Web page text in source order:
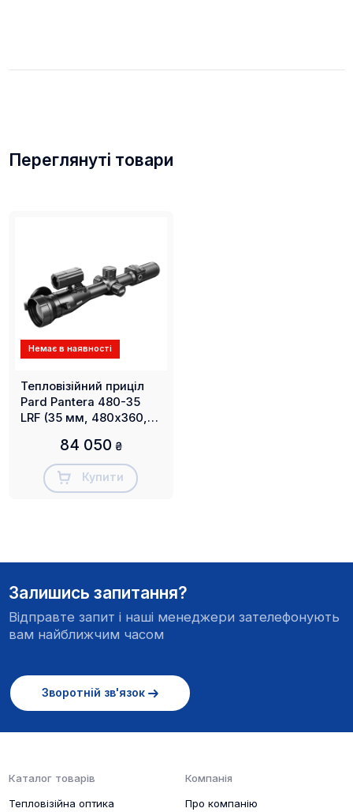
Переглянуті товари
Немає в наявності
Тепловізійний приціл
Pard Pantera 480-35
LRF (35 мм, 480х360,
84 050 ₴
Купити
Залишись запитання?
Відправте запит і наші менеджери зателефонують
вам найближчим часом
Зворотній зв'язок
Каталог товарів
Тепловізійна оптика
Компанія
Про компанію